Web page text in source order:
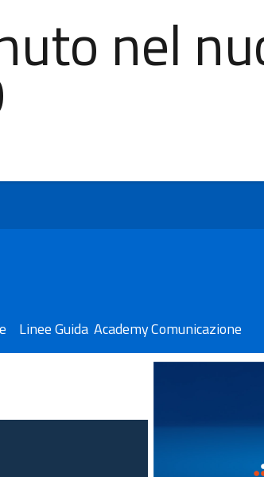
nel
Linee Guida AcademyComunicazione